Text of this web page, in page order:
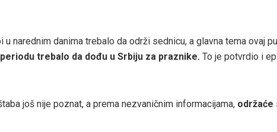
narednim danima trebalo da održi sednicu, a glavna tema ovaj
trebalo da dođu u Srbiju za praznike. To je potvrdio i
još nije poznat, a prema nezvaničnim informacijama, održaće